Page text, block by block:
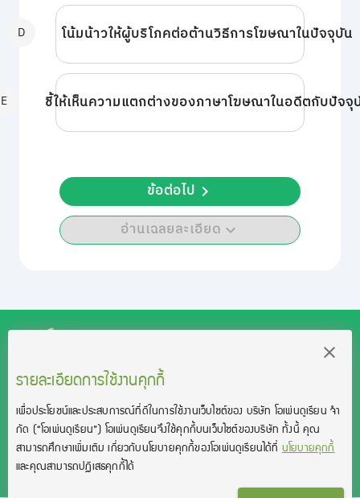
D โน้มน้าวให้ผู้บริโภคต่อต้านวิธีการโฆษณาในปัจจุบัน
E ชี้ให้เห็นความแตกต่างของภาษาโฆษณาในอดีตกับปัจจุ
อ่านเฉลยละเอียด
ข้อต่อไป
รายละเอียดการใช้งานคุกกี้
เพื่อประโยชน์และประสบการณ์ที่ดีในการใช้งานเว็บไซต์ของ บริษัท โอเพ่นดูเรียน จํา
กัด (“โอเพ่นดูเรียน”)โอเพ่นดูเรียนจึงใช้คุกกี้บนเว็บไซต์ของบริษัท ทั้งนี้ คุณ
สามารถศึกษาเพิ่มเติม เกี่ยวกับนโยบายคุกกี้ของโอเพ่นดูเรียนได้ที่นโยบายคุกกี้
และคุณสามารถปฏิเสธคุกกี้ได้
สงวนลิขสิทธิ์โดย บริษัท โอเพ่นดูเรียน จำกัด 2021 ©︎ OpenDurian
TOEIC® and TOEFL® are registered trademarks of Educational Testing
Service (ETS).
This product is not endorsed or approved by ETS.
เงื่อนไขการใช้งาน